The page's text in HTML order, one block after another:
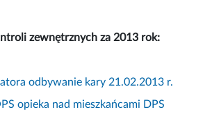
zewnętrznych za 2013 rok:
odbywanie kary 21.02.2013 r.
opieka nad mieszkańcami DPS